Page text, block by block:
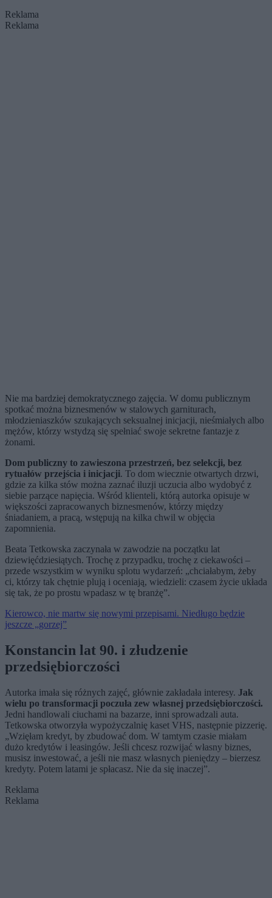
Reklama
Reklama
Nie ma bardziej demokratycznego zajęcia. W domu publicznym
spotkać można biznesmenów w stalowych garniturach,
młodzieniaszków szukających seksualnej inicjacji, nieśmiałych albo
mężów, którzy wstydzą się spełniać swoje sekretne fantazje z
żonami.
Dom publiczny to zawieszona przestrzeń, bez selekcji, bez
rytuałów przejścia i inicjacji. To dom wiecznie otwartych drzwi,
gdzie za kilka stów można zaznać iluzji uczucia albo wydobyć z
siebie parzące napięcia. Wśród klienteli, którą autorka opisuje w
większości zapracowanych biznesmenów, którzy między
śniadaniem, a pracą, wstępują na kilka chwil w objęcia
zapomnienia.
Beata Tetkowska zaczynała w zawodzie na początku lat
dziewięćdziesiątych. Trochę z przypadku, trochę z ciekawości –
przede wszystkim w wyniku splotu wydarzeń: „chciałabym, żeby
ci, którzy tak chętnie plują i oceniają, wiedzieli: czasem życie układa
się tak, że po prostu wpadasz w tę branżę”.
Kierowco, nie martw się nowymi przepisami. Niedługo będzie
jeszcze „gorzej”
Konstancin lat 90. i złudzenie
przedsiębiorczości
Autorka imała się różnych zajęć, głównie zakładała interesy. Jak
wielu po transformacji poczuła zew własnej przedsiębiorczości.
Jedni handlowali ciuchami na bazarze, inni sprowadzali auta.
Tetkowska otworzyła wypożyczalnię kaset VHS, następnie pizzerię.
„Wzięłam kredyt, by zbudować dom. W tamtym czasie miałam
dużo kredytów i leasingów. Jeśli chcesz rozwijać własny biznes,
musisz inwestować, a jeśli nie masz własnych pieniędzy – bierzesz
kredyty. Potem latami je spłacasz. Nie da się inaczej”.
Reklama
Reklama